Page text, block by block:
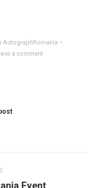
AutographRomania
a comment
Event